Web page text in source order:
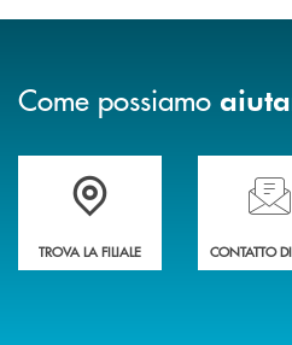
Come possiamo
Trova la filiale più vicina a Te
TROVA LA FILIALE
Hai
CONTATTO